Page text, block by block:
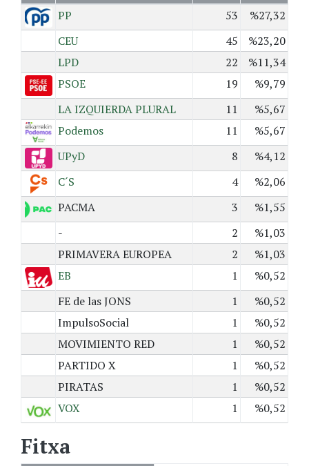
PP
53
%27,32
CEU
45
%23,20
LPD
22
%11,34
PSOE
19
%9,79
LA IZQUIERDA PLURAL
11
%5,67
Podemos
11
%5,67
UPyD
8
%4,12
C´S
4
%2,06
PACMA
3
%1,55
-
2
%1,03
PRIMAVERA EUROPEA
2
%1,03
EB
1
%0,52
FE de las JONS
1
%0,52
ImpulsoSocial
1
%0,52
MOVIMIENTO RED
1
%0,52
PARTIDO X
1
%0,52
PIRATAS
1
%0,52
VOX
1 %0,52
Fitxa